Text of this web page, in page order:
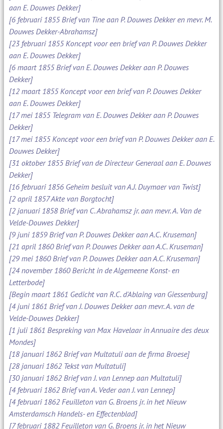
aan E. Douwes Dekker]
[6 februari 1855 Brief van Tine aan P. Douwes Dekker en mevr. M.
Douwes Dekker-Abrahamsz]
[23 februari 1855 Koncept voor een brief van P. Douwes Dekker
aan E. Douwes Dekker]
[6 maart 1855 Brief van E. Douwes Dekker aan P. Douwes
Dekker]
[12 maart 1855 Koncept voor een brief van P. Douwes Dekker
aan E. Douwes Dekker]
[17 mei 1855 Telegram van E. Douwes Dekker aan P. Douwes
Dekker]
[17 mei 1855 Koncept voor een brief van P. Douwes Dekker aan E.
Douwes Dekker]
[31 oktober 1855 Brief van de Directeur Generaal aan E. Douwes
Dekker]
[16 februari 1856 Geheim besluit van A.J. Duymaer van Twist]
[2 april 1857 Akte van Borgtocht]
[2 januari 1858 Brief van C. Abrahamsz jr. aan mevr. A. Van de
Velde-Douwes Dekker]
[9 juni 1859 Brief van P. Douwes Dekker aan A.C. Kruseman]
[21 april 1860 Brief van P. Douwes Dekker aan A.C. Kruseman]
[29 mei 1860 Brief van P. Douwes Dekker aan A.C. Kruseman]
[24 november 1860 Bericht in de Algemeene Konst- en
Letterbode]
[Begin maart 1861 Gedicht van R.C. d'Ablaing van Giessenburg]
[4 juni 1861 Brief van J. Douwes Dekker aan mevr. A. van de
Velde-Douwes Dekker]
[1 juli 1861 Bespreking van Max Havelaar in Annuaire des deux
Mondes]
[18 januari 1862 Brief van Multatuli aan de firma Broese]
[28 januari 1862 Tekst van Multatuli]
[30 januari 1862 Brief van J. van Lennep aan Multatuli]
[4 februari 1862 Brief van A. Veder aan J. van Lennep]
[4 februari 1862 Feuilleton van G. Broens jr. in het Nieuw
Amsterdamsch Handels- en Effectenblad]
[7 februari 1882 Feuilleton van G. Broens jr. in het Nieuw